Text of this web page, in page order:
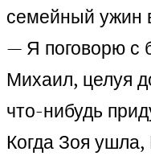
семейный ужин
— Я поговорю с
Михаил, целуя
что-нибудь
Когда Зоя ушла,